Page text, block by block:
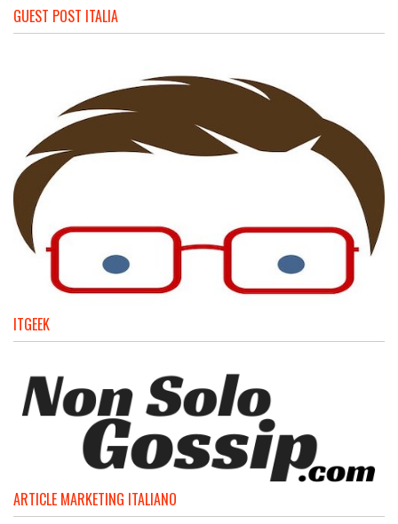
GUEST POST ITALIA
ITGEEK
ARTICLE MARKETING ITALIANO